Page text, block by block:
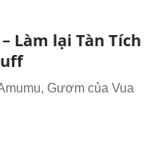
Làm lại Tàn Tích
Gươm của Vua